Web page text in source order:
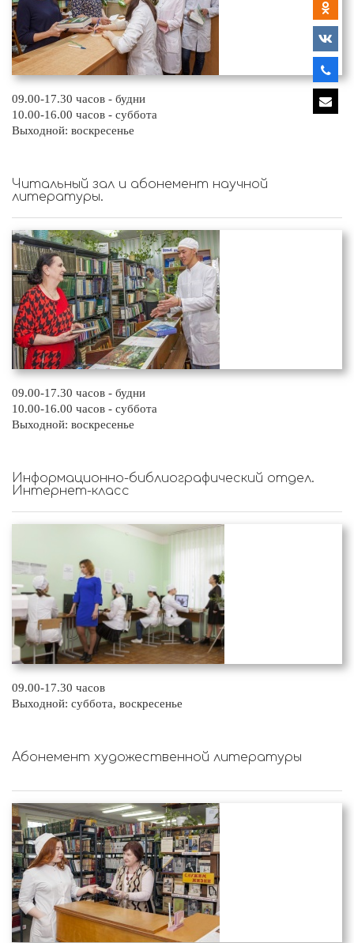
09.00-17.30 часов - будни
10.00-16.00 часов - суббота
Выходной: воскресенье
Читальный зал и абонемент научной
литературы.
09.00-17.30 часов - будни
10.00-16.00 часов - суббота
Выходной: воскресенье
Информационно-библиографический отдел.
Интернет-класс
09.00-17.30 часов
Выходной: суббота, воскресенье
Абонемент художественной литературы